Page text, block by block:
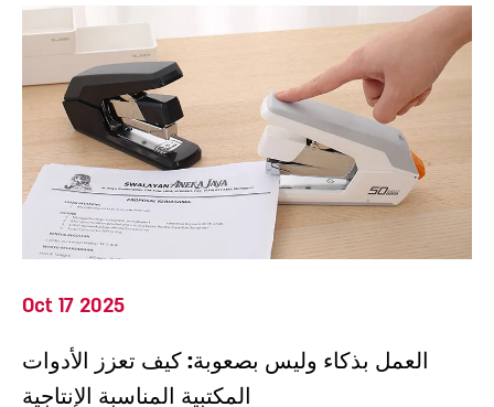
Oct 17 2025
العمل بذكاء وليس بصعوبة: كيف تعزز الأدوات
المكتبية المناسبة الإنتاجية